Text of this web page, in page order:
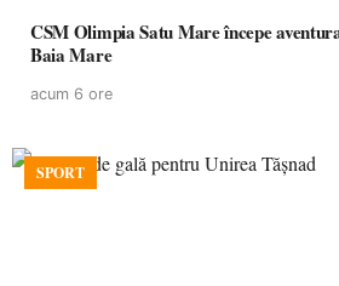
CSM Olimpia Satu Mare începe aventura în Cupa
Baia Mare
acum 6 ore
SPORT